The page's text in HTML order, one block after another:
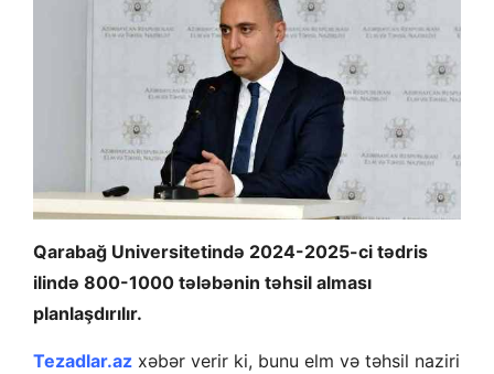
Qarabağ Universitetində 2024-2025-ci tədris
ilində 800-1000 tələbənin təhsil alması
planlaşdırılır.
Tezadlar.az xəbər verir ki, bunu elm və təhsil naziri